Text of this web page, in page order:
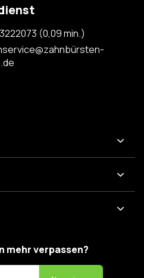
(0,09 min.)
mehr verpassen?